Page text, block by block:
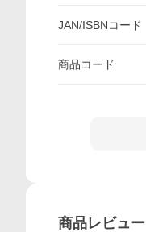
JAN/ISBNコード
商品コード
商品レビュー